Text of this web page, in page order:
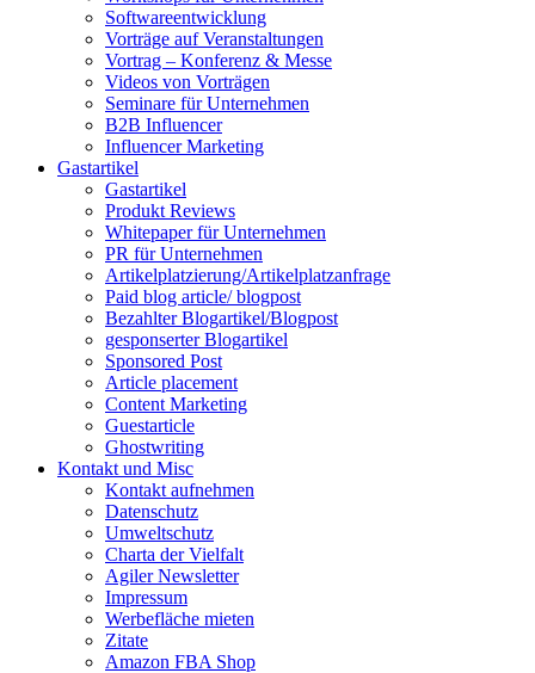
Softwareentwicklung
Vorträge auf Veranstaltungen
Vortrag – Konferenz & Messe
Videos von Vorträgen
Seminare für Unternehmen
B2B Influencer
Influencer Marketing
Gastartikel
Gastartikel
Produkt Reviews
Whitepaper für Unternehmen
PR für Unternehmen
Artikelplatzierung/Artikelplatzanfrage
Paid blog article/ blogpost
Bezahlter Blogartikel/Blogpost
gesponserter Blogartikel
Sponsored Post
Article placement
Content Marketing
Guestarticle
Ghostwriting
Kontakt und Misc
Kontakt aufnehmen
Datenschutz
Umweltschutz
Charta der Vielfalt
Agiler Newsletter
Impressum
Werbefläche mieten
Zitate
Amazon FBA Shop